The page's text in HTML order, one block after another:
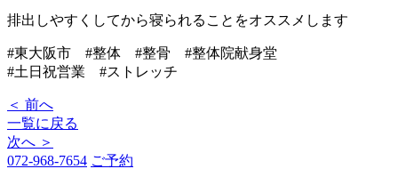
排出しやすくしてから寝られることをオススメします
#東大阪市 #整体 #整骨 #整体院献身堂
#土日祝営業 #ストレッチ
＜ 前へ
一覧に戻る
次へ ＞
072-968-7654 ご予約